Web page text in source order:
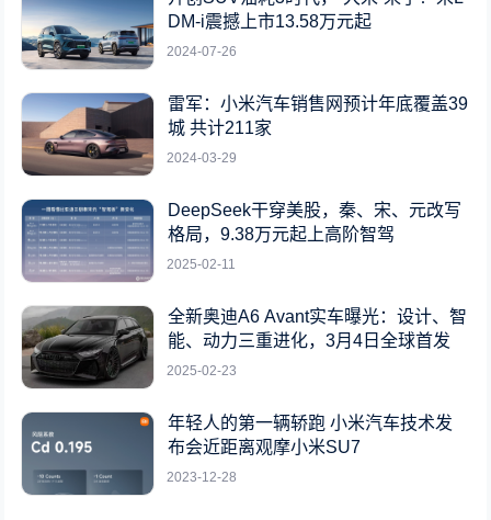
DM-i震撼上市13.58万元起
2024-07-26
雷军：小米汽车销售网预计年底覆盖39
城 共计211家
2024-03-29
DeepSeek干穿美股，秦、宋、元改写
格局，9.38万元起上高阶智驾
2025-02-11
全新奥迪A6 Avant实车曝光：设计、智
能、动力三重进化，3月4日全球首发
2025-02-23
年轻人的第一辆轿跑 小米汽车技术发
布会近距离观摩小米SU7
2023-12-28